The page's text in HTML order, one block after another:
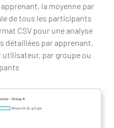
la moyenne par
de tous les participants
CSV pour une analyse
détaillées par apprenant,
par groupe ou